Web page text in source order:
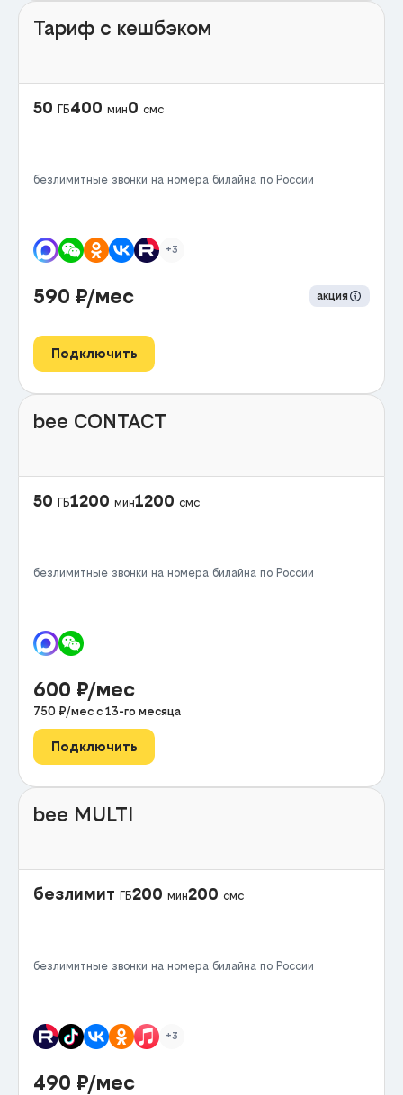
Тариф с кешбэком
50 ГБ400 мин0 смс
безлимитные звонки на номера билайна по России
+3
590 ₽/мес акция
Подключить
bee CONTACT
50 ГБ1200 мин1200 смс
безлимитные звонки на номера билайна по России
600 ₽/мес
750 ₽/мес с 13-го месяца
Подключить
bee MULTI
безлимит ГБ200 мин200 смс
безлимитные звонки на номера билайна по России
+3
490 ₽/мес